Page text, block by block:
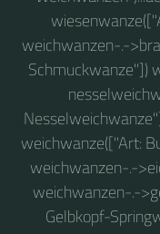
weichwanzen-.-
Schmuckwanze"])
weichwanze(["Art:
weichwanzen-.-
weichwanzen-.-
Gelbkopf-